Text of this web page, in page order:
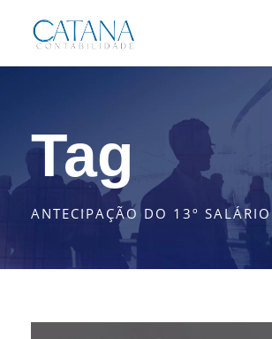
Tag
ANTECIPAÇÃO DO 13º SALÁRIO